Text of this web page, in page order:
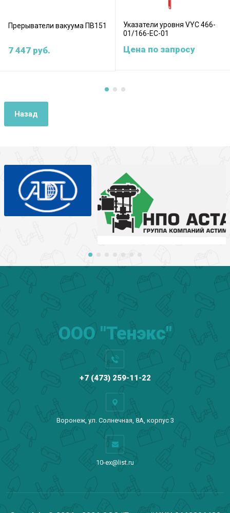
Прерыватели вакуума ПВ151
7 447 руб.
Указатели уровня VYC 466-
01/166-EC-01
Цена по запросу
Назад
ООО "Тенэкс"
+7 (473) 259-11-22
Воронеж, ул. Солнечная, 8А, корпус 3
10-ex@list.ru